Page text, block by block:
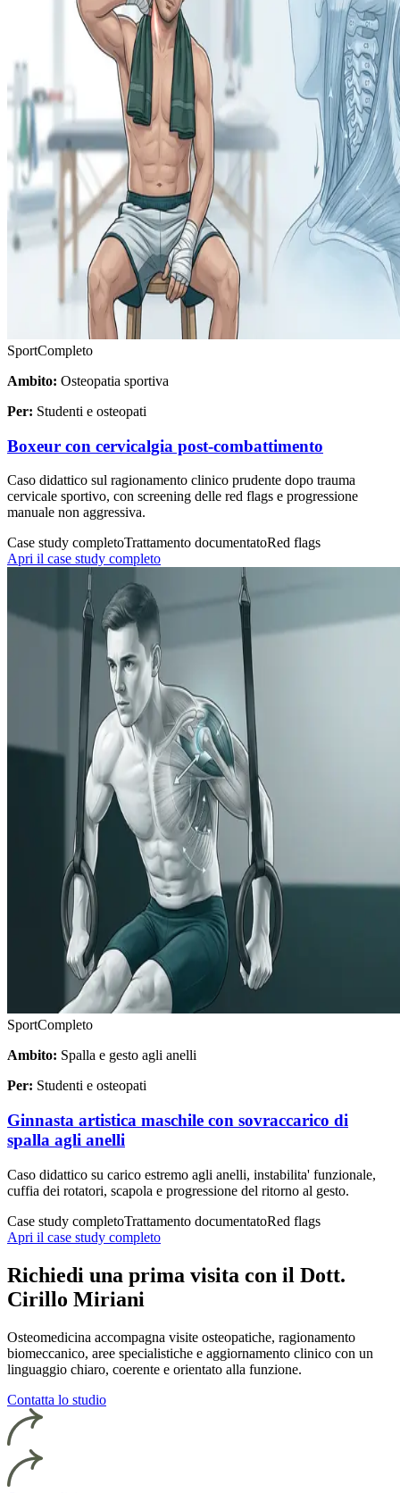
SportCompleto
Ambito: Osteopatia sportiva
Per: Studenti e osteopati
Boxeur con cervicalgia post-combattimento
Caso didattico sul ragionamento clinico prudente dopo trauma
cervicale sportivo, con screening delle red flags e progressione
manuale non aggressiva.
Case study completoTrattamento documentatoRed flags
Apri il case study completo
SportCompleto
Ambito: Spalla e gesto agli anelli
Per: Studenti e osteopati
Ginnasta artistica maschile con sovraccarico di
spalla agli anelli
Caso didattico su carico estremo agli anelli, instabilita' funzionale,
cuffia dei rotatori, scapola e progressione del ritorno al gesto.
Case study completoTrattamento documentatoRed flags
Apri il case study completo
Richiedi una prima visita con il Dott.
Cirillo Miriani
Osteomedicina accompagna visite osteopatiche, ragionamento
biomeccanico, aree specialistiche e aggiornamento clinico con un
linguaggio chiaro, coerente e orientato alla funzione.
Contatta lo studio